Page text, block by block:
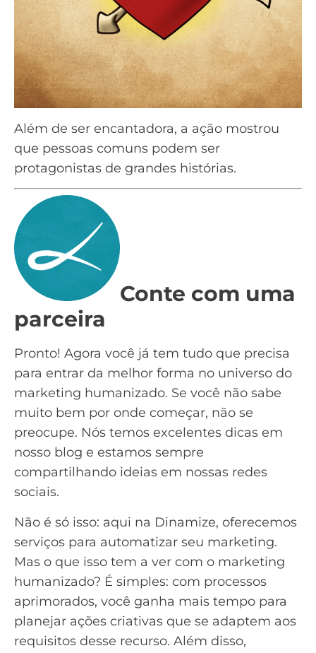
Além de ser encantadora, a ação mostrou
que pessoas comuns podem ser
protagonistas de grandes histórias.
Conte com uma
parceira
Pronto! Agora você já tem tudo que precisa
para entrar da melhor forma no universo do
marketing humanizado. Se você não sabe
muito bem por onde começar, não se
preocupe. Nós temos excelentes dicas em
nosso blog e estamos sempre
compartilhando ideias em nossas redes
sociais.
Não é só isso: aqui na Dinamize, oferecemos
serviços para automatizar seu marketing.
Mas o que isso tem a ver com o marketing
humanizado? É simples: com processos
aprimorados, você ganha mais tempo para
planejar ações criativas que se adaptem aos
requisitos desse recurso. Além disso,